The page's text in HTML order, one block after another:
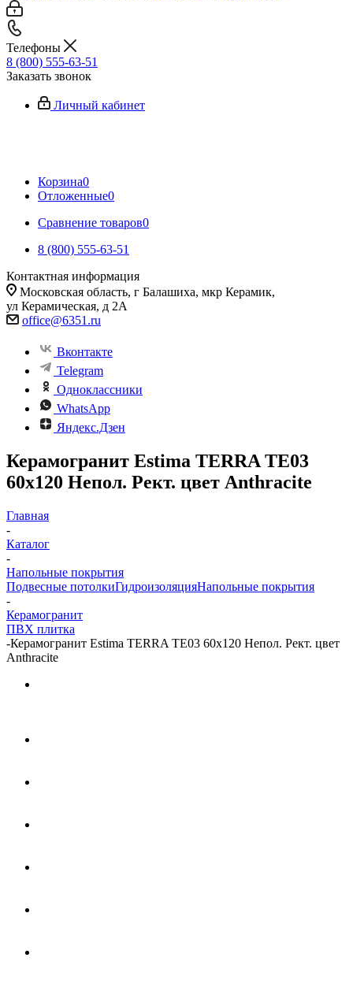
Телефоны
8 (800) 555-63-51
Заказать звонок
Личный кабинет
Корзина0
Отложенные0
Сравнение товаров0
8 (800) 555-63-51
Контактная информация
Московская область, г Балашиха, мкр Керамик,
ул Керамическая, д 2А
office@6351.ru
Вконтакте
Telegram
Одноклассники
WhatsApp
Яндекс.Дзен
Керамогранит Estima TERRA TE03
60x120 Непол. Рект. цвет Anthracite
Главная
-
Каталог
-
Напольные покрытия
Подвесные потолкиГидроизоляцияНапольные покрытия
-
Керамогранит
ПВХ плитка
-Керамогранит Estima TERRA TE03 60x120 Непол. Рект. цвет
Anthracite